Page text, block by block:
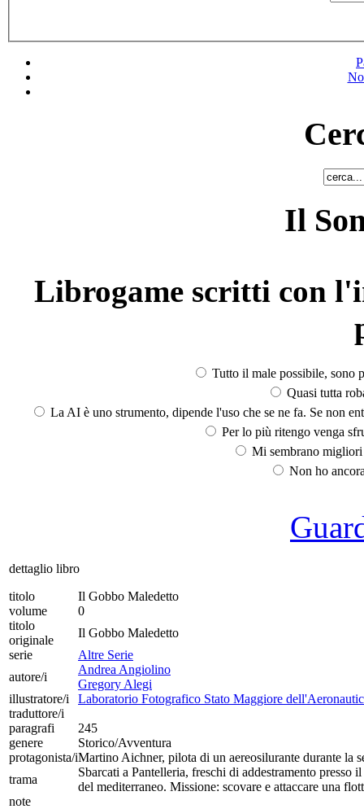
Il
Librogame scritti con
Tutto il male possibile, sono
Quasi tutta
La AI è uno strumento, dipende l'uso che se ne fa. Se non
Per lo più ritengo venga
Mi sembrano
Non ho
dettaglio libro
titolo
Il Gobbo Maledetto
volume
0
titolo
originale
Il Gobbo Maledetto
serie
Altre Serie
autore/i
Andrea Angiolino
Gregory Alegi
illustratore/i
Laboratorio Fotografico Stato Maggiore
traduttore/i
paragrafi
245
genere
Storico/Avventura
protagonista/iMartino Aichner, pilota di un aereosilurante durante la
trama
Sbarcati a Pantelleria, freschi di addestramento
del mediterraneo. Missione: scovare e attaccare una
note